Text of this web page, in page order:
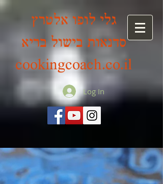
גלי לופו אלטרץ
סדנאות בישול בריא
cookingcoach.co.il
Log In